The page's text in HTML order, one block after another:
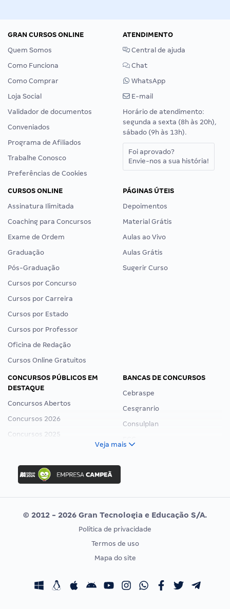
GRAN CURSOS ONLINE
Quem Somos
Como Funciona
Como Comprar
Loja Social
Validador de documentos
Conveniados
Programa de Afiliados
Trabalhe Conosco
Preferências de Cookies
ATENDIMENTO
Central de ajuda
Chat
WhatsApp
E-mail
Horário de atendimento:
segunda a sexta (8h às 20h),
sábado (9h às 13h).
Foi aprovado?
Envie-nos a sua história!
CURSOS ONLINE
Assinatura Ilimitada
Coaching para Concursos
Exame de Ordem
Graduação
Pós-Graduação
Cursos por Concurso
Cursos por Carreira
Cursos por Estado
Cursos por Professor
Oficina de Redação
Cursos Online Gratuitos
PÁGINAS ÚTEIS
Depoimentos
Material Grátis
Aulas ao Vivo
Aulas Grátis
Sugerir Curso
CONCURSOS PÚBLICOS EM
DESTAQUE
Concursos Abertos
Concursos 2026
Concursos 2025
Concurso Ibama
Concurso MPU
Editais publicados
BANCAS DE CONCURSOS
Cebraspe
Cesgranrio
Consulplan
Vunesp
CONCURSOS POR PROFISSÃO
Concursos Fiscais
EXAME DE ORDEM
Calendário OAB
Veja mais
© 2012 - 2026 Gran Tecnologia e Educação S/A.
Política de privacidade
Termos de uso
Mapa do site